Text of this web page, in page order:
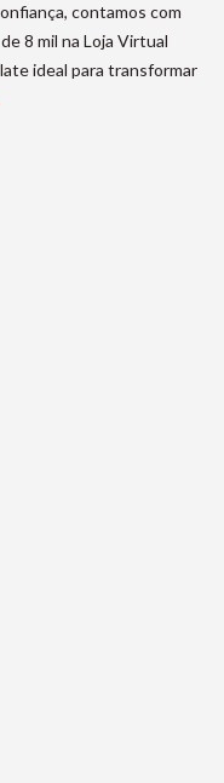
contamos com
8 mil na Loja Virtual
ideal para transformar